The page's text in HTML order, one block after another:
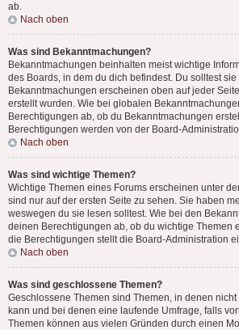
ab.
Nach oben
Was sind Bekanntmachungen?
Bekanntmachungen beinhalten meist wichtige
des Boards, in dem du dich befindest. Du solltest sie
Bekanntmachungen erscheinen oben auf jeder
erstellt wurden. Wie bei globalen
Berechtigungen ab, ob du Bekanntmachungen
Berechtigungen werden von der Board-
Nach oben
Was sind wichtige Themen?
Wichtige Themen eines Forums erscheinen unter
sind nur auf der ersten Seite zu sehen. Sie haben
weswegen du sie lesen solltest. Wie bei den
deinen Berechtigungen ab, ob du wichtige Themen
die Berechtigungen stellt die Board-Administration
Nach oben
Was sind geschlossene Themen?
Geschlossene Themen sind Themen, in denen
kann und bei denen eine laufende Umfrage, falls
Themen können aus vielen Gründen durch einen